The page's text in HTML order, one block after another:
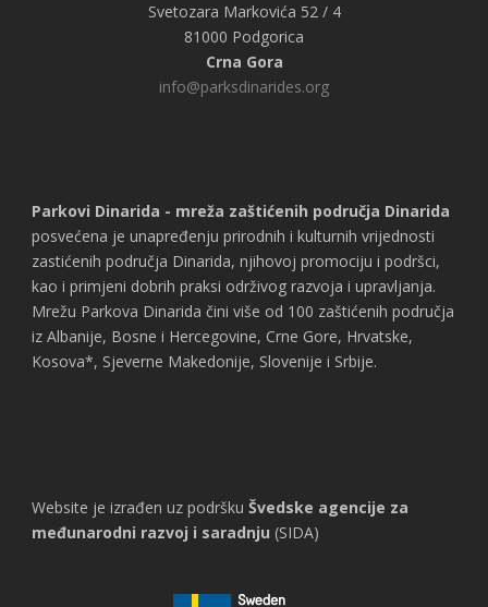
Svetozara Markovića 52 / 4
81000 Podgorica
Crna Gora
info@parksdinarides.org
Parkovi Dinarida - mreža zaštićenih područja Dinarida
posvećena je unapređenju prirodnih i kulturnih vrijednosti
zastićenih područja Dinarida, njihovoj promociju i podršci,
kao i primjeni dobrih praksi održivog razvoja i upravljanja.
Mrežu Parkova Dinarida čini više od 100 zaštićenih područja
iz Albanije, Bosne i Hercegovine, Crne Gore, Hrvatske,
Kosova*, Sjeverne Makedonije, Slovenije i Srbije.
Website je izrađen uz podršku Švedske agencije za
međunarodni razvoj i saradnju (SIDA)